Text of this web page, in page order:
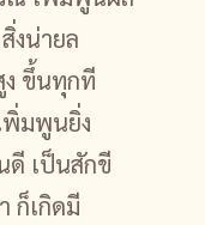
งน่ายล
ง ขึ้นทุกที
พิ่มพูนยิ่ง
ดี เป็นสักขี
ก็เกิดมี